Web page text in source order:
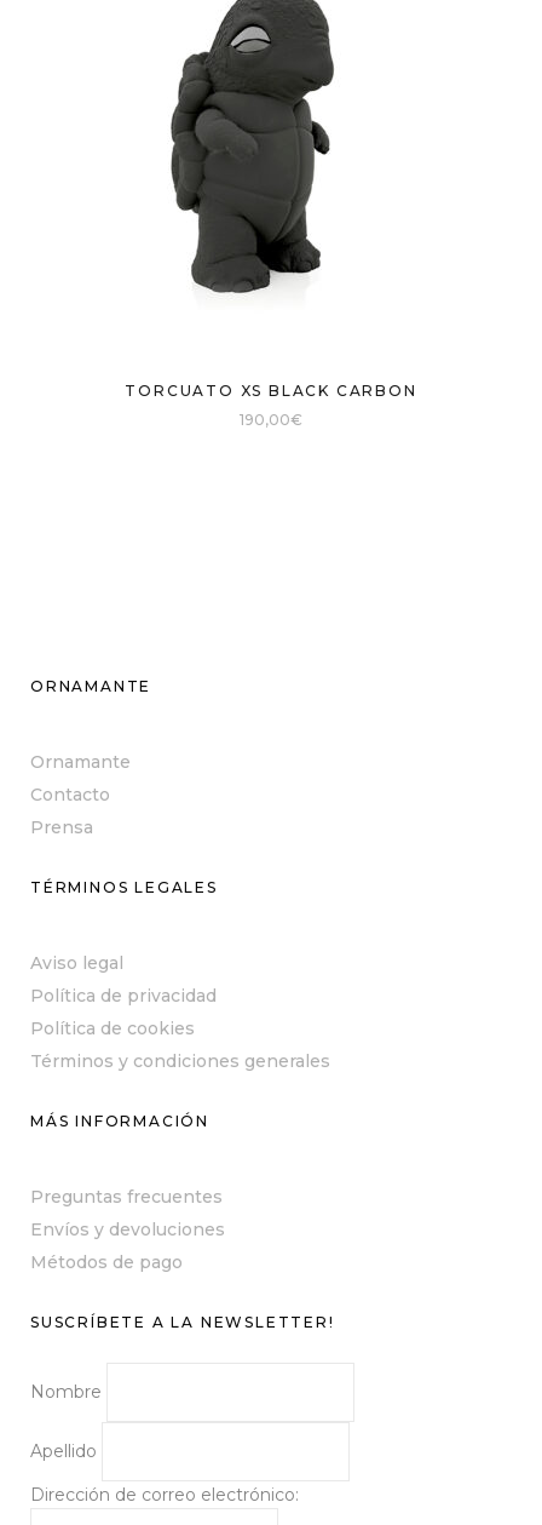
TORCUATO XS BLACK CARBON
190,00€
ORNAMANTE
Ornamante
Contacto
Prensa
TÉRMINOS LEGALES
Aviso legal
Política de privacidad
Política de cookies
Términos y condiciones generales
MÁS INFORMACIÓN
Preguntas frecuentes
Envíos y devoluciones
Métodos de pago
SUSCRÍBETE A LA NEWSLETTER!
Nombre
Apellido
Dirección de correo electrónico: